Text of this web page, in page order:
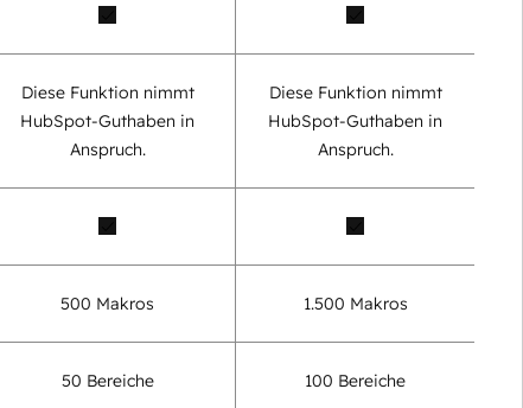
Diese Funktion nimmt
HubSpot-Guthaben in
Anspruch.
Diese Funktion nimmt
HubSpot-Guthaben in
Anspruch.
500 Makros 1.500 Makros
50 Bereiche 100 Bereiche